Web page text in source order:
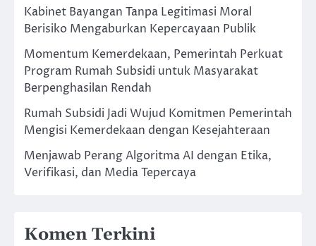
Kabinet Bayangan Tanpa Legitimasi Moral
Berisiko Mengaburkan Kepercayaan Publik
Momentum Kemerdekaan, Pemerintah Perkuat
Program Rumah Subsidi untuk Masyarakat
Berpenghasilan Rendah
Rumah Subsidi Jadi Wujud Komitmen Pemerintah
Mengisi Kemerdekaan dengan Kesejahteraan
Menjawab Perang Algoritma AI dengan Etika,
Verifikasi, dan Media Tepercaya
Komen Terkini